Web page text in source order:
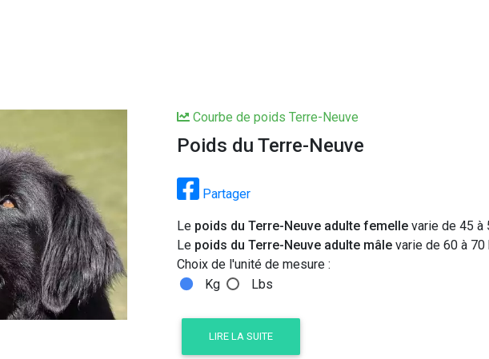
Courbe de poids Terre-Neuve
Poids du Terre-Neuve
Partager
Le poids du Terre-Neuve adulte femellevarie de 45 à
Le poids du Terre-Neuve adulte mâlevarie de 60 à 70
Choix de l'unité de mesure :
Kg
Lbs
LIRE LA SUITE